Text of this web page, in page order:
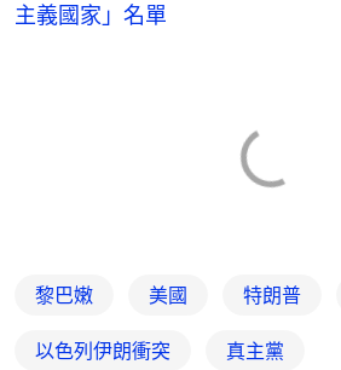
主義國家」名單
黎巴嫩 美國 特朗普
以色列伊朗衝突 真主黨